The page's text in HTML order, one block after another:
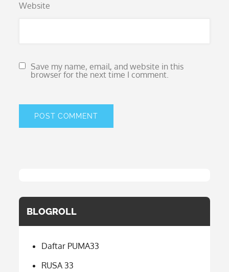
Website
Save my name, email, and website in this
browser for the next time I comment.
BLOGROLL
Daftar PUMA33
RUSA 33